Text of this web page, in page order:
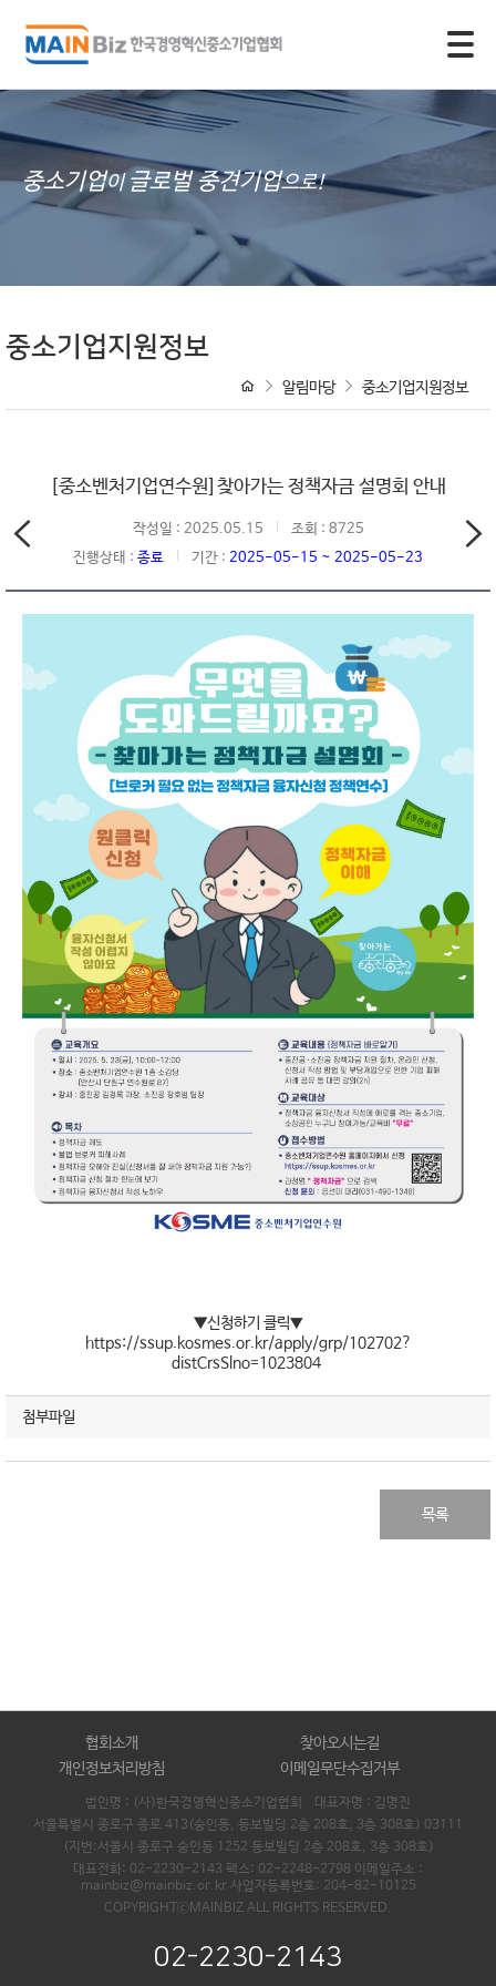
중소기업이 글로벌 중견기업으로!
중소기업지원정보
알림마당 중소기업지원정보
[중소벤처기업연수원]찾아가는 정책자금 설명회 안내
작성일 : 2025.05.15
조회 : 8725
진행상태 : 종료 기간 : 2025-05-15 ~ 2025-05-23
▼신청하기 클릭▼
https://ssup.kosmes.or.kr/apply/grp/102702?
distCrsSlno=1023804
첨부파일
목록
협회소개
찾아오시는길
개인정보처리방침
이메일무단수집거부
법인명 : (사)한국경영혁신중소기업협회 대표자명 : 김명진
서울특별시 종로구 종로 413(숭인동, 동보빌딩 2층 208호, 3층 308호) 03111
(지번:서울시 종로구 숭인동 1252 동보빌딩 2층 208호, 3층 308호)
대표전화: 02-2230-2143 팩스: 02-2248-2798 이메일주소 :
mainbiz@mainbiz.or.kr 사업자등록번호: 204-82-10125
COPYRIGHTⓒMAINBIZ ALL RIGHTS RESERVED.
02-2230-2143